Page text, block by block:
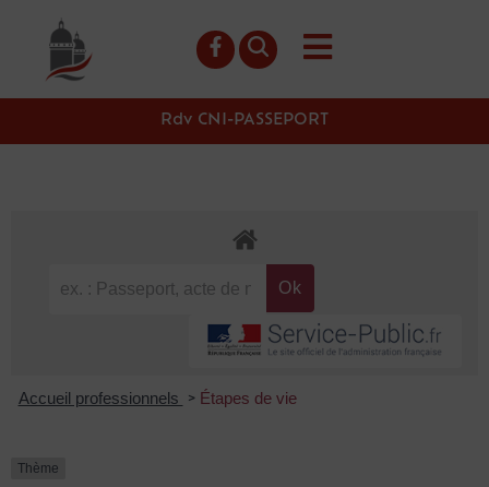
principal
Rdv CNI-PASSEPORT
Accueil professionnels > Étapes de vie
Thème